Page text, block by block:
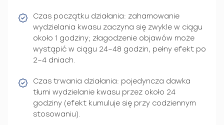
Czas początku działania: zahamowanie
wydzielania kwasu zaczyna się zwykle w ciągu
około 1 godziny; złagodzenie objawów może
wystąpić w ciągu 24–48 godzin, pełny efekt po
2–4 dniach.
Czas trwania działania: pojedyncza dawka
tłumi wydzielanie kwasu przez około 24
godziny (efekt kumuluje się przy codziennym
stosowaniu).